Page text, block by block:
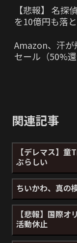
【悲報】 名探
を10億円も落
Amazon、汗が
セール（50%
関連記事
【デレマス】
ぶらしい
ちいかわ、真の
【悲報】国際
活動休止